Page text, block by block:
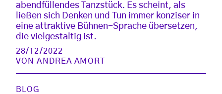
abendfüllendes Tanzstück. Es scheint, als
ließen sich Denken und Tun immer konziser in
eine attraktive Bühnen-Sprache übersetzen,
die vielgestaltig ist.
28/12/2022
VONANDREA AMORT
BLOG